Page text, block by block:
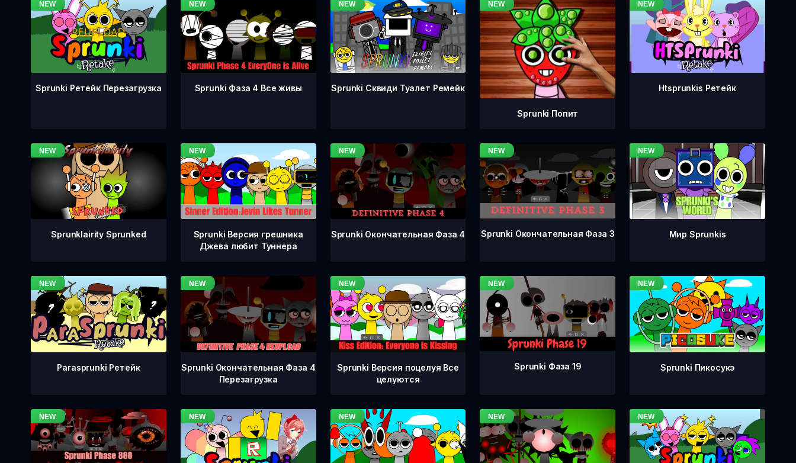
Sprunki Ретейк Перезагрузка Sprunki Фаза 4 Все живы Sprunki Сквиди Туалет Ремейк
Sprunki Попит
Htsprunkis Ретейк
Sprunklairity Sprunked
Sprunki Версия грешника
Джева любит Туннера
Sprunki Окончательная Фаза 4 Sprunki Окончательная Фаза 3 Мир Sprunkis
Parasprunki Ретейк
Sprunki Окончательная Фаза 4
Перезагрузка
Sprunki Версия поцелуя Все
целуются
Sprunki Фаза 19 Sprunki Пикосукэ